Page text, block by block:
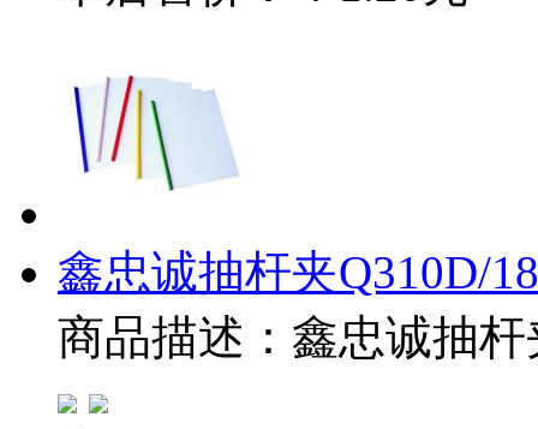
鑫忠诚抽杆夹Q310D/
商品描述：鑫忠诚抽杆